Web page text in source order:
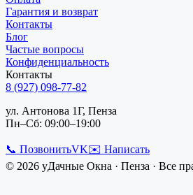
Гарантия и возврат
Контакты
Блог
Частые вопросы
Конфиденциальность
Контакты
8 (927) 098-77-82
ул. Антонова 1Г, Пенза
Пн–Сб: 09:00–19:00
📞 ПозвонитьVK✉️ Написать
© 2026 уДачные Окна · Пенза · Все